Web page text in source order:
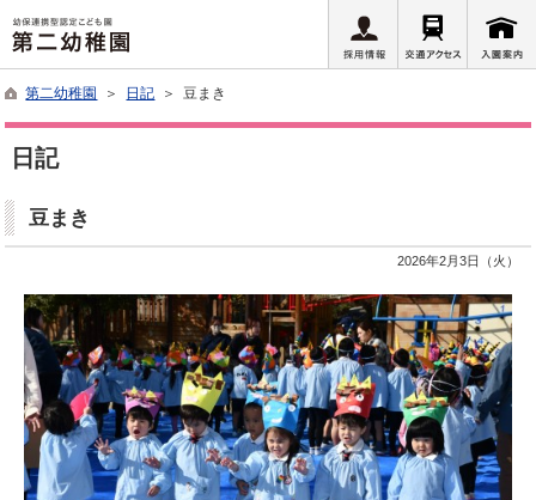
第二幼稚園 ＞ 日記 ＞ 豆まき
日記
豆まき
2026年2月3日（火）